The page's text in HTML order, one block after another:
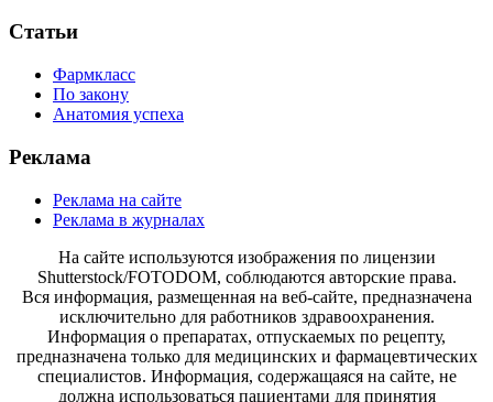
Статьи
Фармкласс
По закону
Анатомия успеха
Реклама
Реклама на сайте
Реклама в журналах
На сайте используются изображения по лицензии
Shutterstock/FOTODOM, соблюдаются авторские права.
Вся информация, размещенная на веб-сайте, предназначена
исключительно для работников здравоохранения.
Информация о препаратах, отпускаемых по рецепту,
предназначена только для медицинских и фармацевтических
специалистов. Информация, содержащаяся на сайте, не
должна использоваться пациентами для принятия